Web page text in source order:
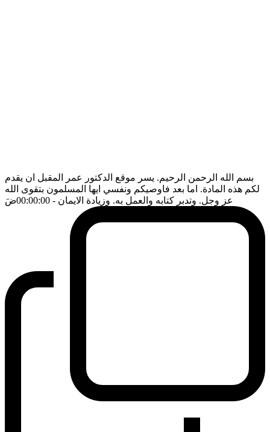
بسم الله الرحمن الرحيم. يسر موقع الدكتور عمر المقبل ان يقدم
لكم هذه المادة. اما بعد فاوصيكم ونفسي ايها المسلمون بتقوى الله
عز وجل. وتدبر كتابه والعمل به. وزيادة الايمان - 00:00:00 ضَ